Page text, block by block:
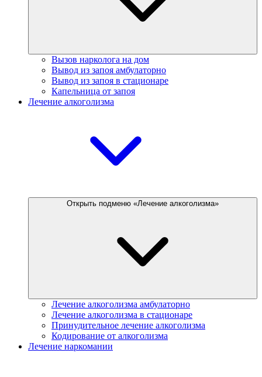
Вызов нарколога на дом
Вывод из запоя амбулаторно
Вывод из запоя в стационаре
Капельница от запоя
Лечение алкоголизма
Открыть подменю «Лечение алкоголизма»
Лечение алкоголизма амбулаторно
Лечение алкоголизма в стационаре
Принудительное лечение алкоголизма
Кодирование от алкоголизма
Лечение наркомании